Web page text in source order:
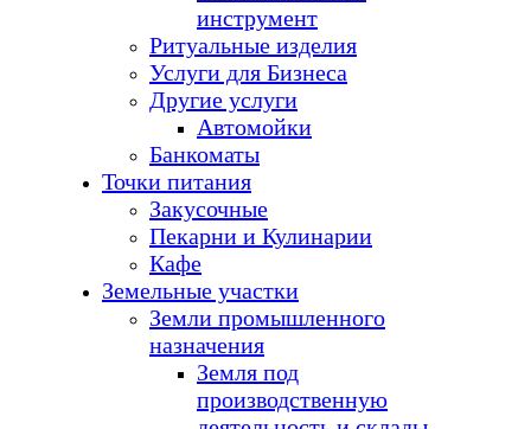
инструмент
Ритуальные изделия
Услуги для Бизнеса
Другие услуги
Автомойки
Банкоматы
Точки питания
Закусочные
Пекарни и Кулинарии
Кафе
Земельные участки
Земли промышленного
назначения
Земля под
производственную